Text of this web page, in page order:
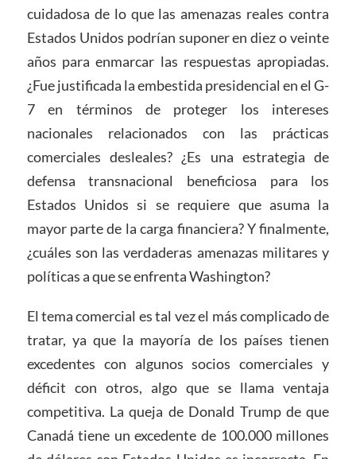
cuidadosa de lo que las amenazas reales contra
Estados Unidos podrían suponer en diez o veinte
años para enmarcar las respuestas apropiadas.
¿Fue justificada la embestida presidencial en el G-
7 en términos de proteger los intereses
nacionales relacionados con las prácticas
comerciales desleales? ¿Es una estrategia de
defensa transnacional beneficiosa para los
Estados Unidos si se requiere que asuma la
mayor parte de la carga financiera? Y finalmente,
¿cuáles son las verdaderas amenazas militares y
políticas a que se enfrenta Washington?
El tema comercial es tal vez el más complicado de
tratar, ya que la mayoría de los países tienen
excedentes con algunos socios comerciales y
déficit con otros, algo que se llama ventaja
competitiva. La queja de Donald Trump de que
Canadá tiene un excedente de 100.000 millones